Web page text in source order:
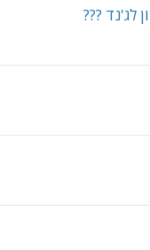
לג'נד ???